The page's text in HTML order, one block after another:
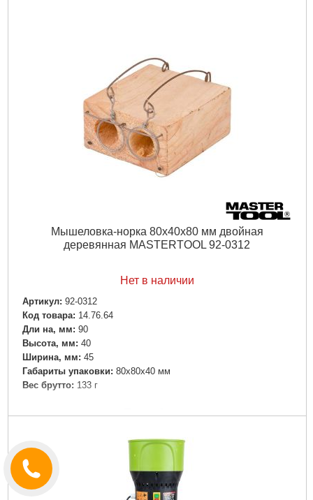
Мышеловка-норка 80х40х80 мм двойная
деревянная MASTERTOOL 92-0312
Нет в наличии
Артикул: 92-0312
Код товара: 14.76.64
Дли на, мм: 90
Высота, мм: 40
Ширина, мм: 45
Габариты упаковки: 80x80x40 мм
Вес брутто: 133 г
Подробнее...